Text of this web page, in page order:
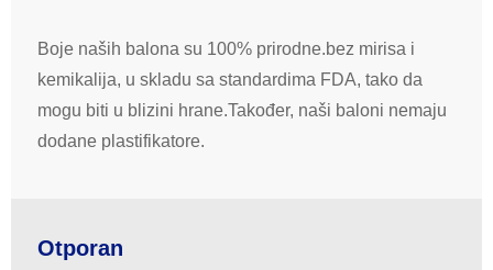
Boje naših balona su 100% prirodne.bez mirisa i
kemikalija, u skladu sa standardima FDA, tako da
mogu biti u blizini hrane.Također, naši baloni nemaju
dodane plastifikatore.
Otporan